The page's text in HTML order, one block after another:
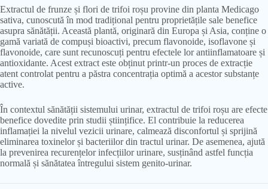
Extractul de frunze și flori de trifoi roșu provine din planta Medicago
sativa, cunoscută în mod tradițional pentru proprietățile sale benefice
asupra sănătății. Această plantă, originară din Europa și Asia, conține o
gamă variată de compuși bioactivi, precum flavonoide, isoflavone și
flavonoide, care sunt recunoscuți pentru efectele lor antiinflamatoare și
antioxidante. Acest extract este obținut printr-un proces de extracție
atent controlat pentru a păstra concentrația optimă a acestor substanțe
active.
În contextul sănătății sistemului urinar, extractul de trifoi roșu are efecte
benefice dovedite prin studii științifice. El contribuie la reducerea
inflamației la nivelul vezicii urinare, calmează disconfortul și sprijină
eliminarea toxinelor și bacteriilor din tractul urinar. De asemenea, ajută
la prevenirea recurențelor infecțiilor urinare, susținând astfel funcția
normală și sănătatea întregului sistem genito-urinar.